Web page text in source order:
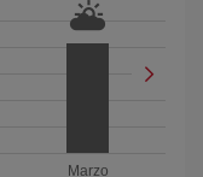
Marzo